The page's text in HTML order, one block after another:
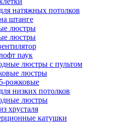
натяжных потолков
штанге
люстры
люстры
паук
люстры с пультом
люстры
рожковые
низких потолков
люстры
хрусталя
катушки